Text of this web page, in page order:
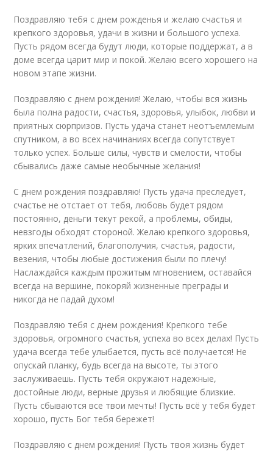
Поздравляю тебя с днем рожденья и желаю счастья и
крепкого здоровья, удачи в жизни и большого успеха.
Пусть рядом всегда будут люди, которые поддержат, а в
доме всегда царит мир и покой. Желаю всего хорошего на
новом этапе жизни.
Поздравляю с днем рождения! Желаю, чтобы вся жизнь
была полна радости, счастья, здоровья, улыбок, любви и
приятных сюрпризов. Пусть удача станет неотъемлемым
спутником, а во всех начинаниях всегда сопутствует
только успех. Больше силы, чувств и смелости, чтобы
сбывались даже самые необычные желания!
С днем рождения поздравляю! Пусть удача преследует,
счастье не отстает от тебя, любовь будет рядом
постоянно, деньги текут рекой, а проблемы, обиды,
невзгоды обходят стороной. Желаю крепкого здоровья,
ярких впечатлений, благополучия, счастья, радости,
везения, чтобы любые достижения были по плечу!
Наслаждайся каждым прожитым мгновением, оставайся
всегда на вершине, покоряй жизненные преграды и
никогда не падай духом!
Поздравляю тебя с днем рождения! Крепкого тебе
здоровья, огромного счастья, успеха во всех делах! Пусть
удача всегда тебе улыбается, пусть всё получается! Не
опускай планку, будь всегда на высоте, ты этого
заслуживаешь. Пусть тебя окружают надежные,
достойные люди, верные друзья и любящие близкие.
Пусть сбываются все твои мечты! Пусть всё у тебя будет
хорошо, пусть Бог тебя бережет!
Поздравляю с днем рождения! Пусть твоя жизнь будет